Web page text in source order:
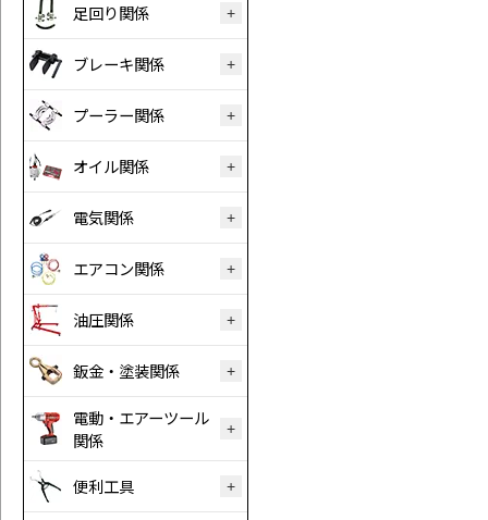
足回り関係
ブレーキ関係
プーラー関係
オイル関係
電気関係
エアコン関係
油圧関係
鈑金・塗装関係
電動・エアーツール
関係
便利工具